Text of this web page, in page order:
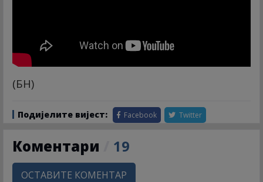
(БН)
Подијелите вијест: Facebook Twitter
Коментари 19
ОСТАВИТЕ КОМЕНТАР